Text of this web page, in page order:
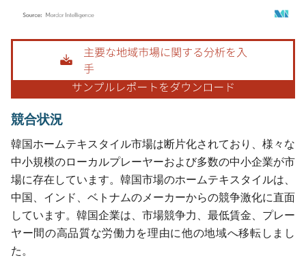
画像 © Mordor Intelligence。再利用にはCC BY 4.0の表示が必要です。
競合状況
韓国ホームテキスタイル市場は断片化されており、様々な
中小規模のローカルプレーヤーおよび多数の中小企業が市
場に存在しています。韓国市場のホームテキスタイルは、
中国、インド、ベトナムのメーカーからの競争激化に直面
しています。韓国企業は、市場競争力、最低賃金、プレー
ヤー間の高品質な労働力を理由に他の地域へ移転しまし
た。